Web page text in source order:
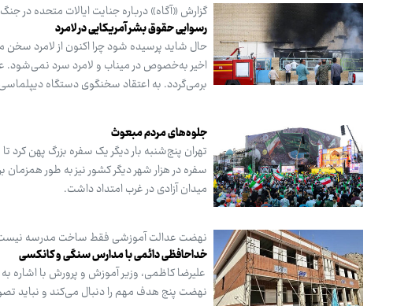
گزارش «آگاه» درباره جنایت ایالات متحده در جنگ ۴۰ روزه علیه ایران را بخوانید
رسوایی حقوق بشر آمریکایی در لامرد
حال شاید پرسیده شود چرا اکنون از لامرد
اخیر به‌خصوص در میناب و لامرد سرد نمی‌شود.
برمی‌گردد. به اعتقاد سخنگوی دستگاه دیپلماسی
جلوه‌های مردم مبعوث
تهران پنج‌شنبه بار دیگر یک سفره بزرگ پهن کرد
سفره در هزار شهر دیگر کشور نیز به طور
میدان آزادی در غرب امتداد داشت.
نهضت عدالت آموزشی فقط ساخت مدرسه
خداحافظی دائمی با مدارس سنگی و کانکسی
علیرضا کاظمی، وزیر آموزش و پرورش با
نهضت پنج هدف مهم را دنبال می‌کند و نباید